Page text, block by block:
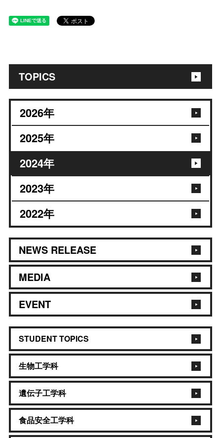
TOPICS
2026年
2025年
2024年
2023年
2022年
NEWS RELEASE
MEDIA
EVENT
STUDENT TOPICS
生物工学科
遺伝子工学科
食品安全工学科